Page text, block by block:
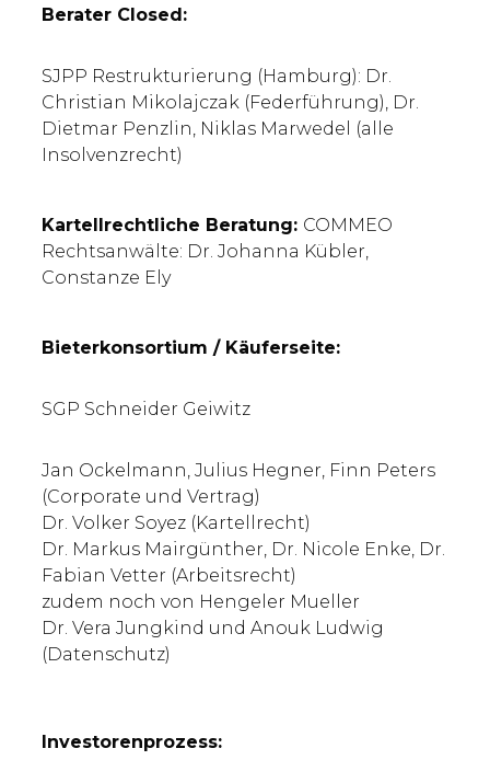
Berater Closed:
SJPP Restrukturierung (Hamburg): Dr.
Christian Mikolajczak (Federführung), Dr.
Dietmar Penzlin, Niklas Marwedel (alle
Insolvenzrecht)
Kartellrechtliche Beratung: COMMEO
Rechtsanwälte: Dr. Johanna Kübler,
Constanze Ely
Bieterkonsortium / Käuferseite:
SGP Schneider Geiwitz
Jan Ockelmann, Julius Hegner, Finn Peters
(Corporate und Vertrag)
Dr. Volker Soyez (Kartellrecht)
Dr. Markus Mairgünther, Dr. Nicole Enke, Dr.
Fabian Vetter (Arbeitsrecht)
zudem noch von Hengeler Mueller
Dr. Vera Jungkind und Anouk Ludwig
(Datenschutz)
Investorenprozess: